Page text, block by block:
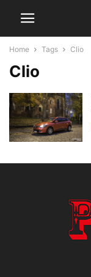
Home Tags Clio
Clio